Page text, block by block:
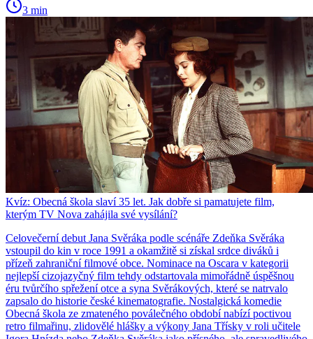
3 min
Kvíz: Obecná škola slaví 35 let. Jak dobře si pamatujete film,
kterým TV Nova zahájila své vysílání?
Celovečerní debut Jana Svěráka podle scénáře Zdeňka Svěráka
vstoupil do kin v roce 1991 a okamžitě si získal srdce diváků i
přízeň zahraniční filmové obce. Nominace na Oscara v kategorii
nejlepší cizojazyčný film tehdy odstartovala mimořádně úspěšnou
éru tvůrčího spřežení otce a syna Svěrákových, které se natrvalo
zapsalo do historie české kinematografie. Nostalgická komedie
Obecná škola ze zmateného poválečného období nabízí poctivou
retro filmařinu, zlidovělé hlášky a výkony Jana Třísky v roli učitele